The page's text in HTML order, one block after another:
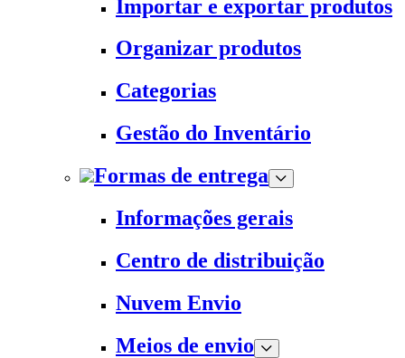
Importar e exportar produtos
Organizar produtos
Categorias
Gestão do Inventário
Formas de entrega
Informações gerais
Centro de distribuição
Nuvem Envio
Meios de envio